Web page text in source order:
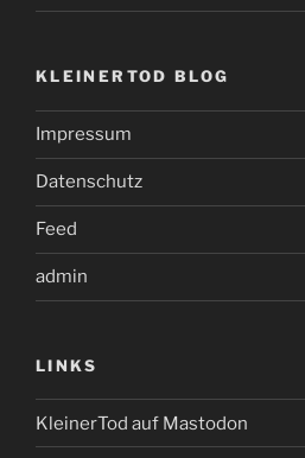
KLEINERTOD BLOG
Impressum
Datenschutz
Feed
admin
LINKS
KleinerTod auf Mastodon